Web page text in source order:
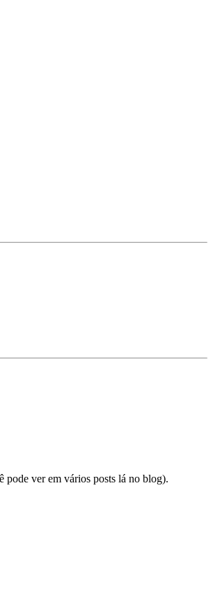
pode ver em vários posts lá no blog).